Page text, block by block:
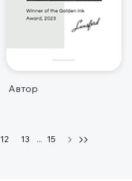
Автор
12 13 ... 15